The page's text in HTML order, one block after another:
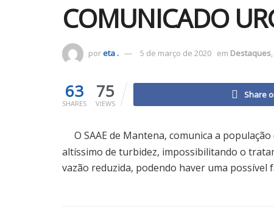
COMUNICADO
poreta . 5 de março de 2020 em Destaques,
63
SHARES
75
VIEWS
Share
O SAAE de Mantena, comunica a
altíssimo de turbidez, impossibilitando o
vazão reduzida, podendo haver uma possível